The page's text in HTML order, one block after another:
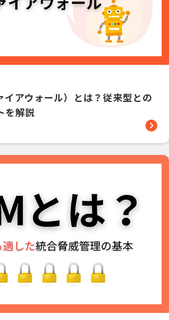
イアウォール）とは？従来型との
を解説